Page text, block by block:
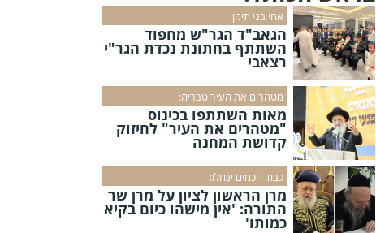
אחי בני תימן:
הגאב"ד הגר"ש מחפוד
השתתף בחתונת נכדת הגר"י
רצאבי
מטהרים את העיר טבריה:
מאות השתתפו בכינוס
"מטהרים את העיר" לחיזוק
קדושת המחנה
כבוד חכמים ינחלו:
מרן הראשון לציון על מרן שר
התורה: 'אין מישהו כיום בקיא
כמותו'